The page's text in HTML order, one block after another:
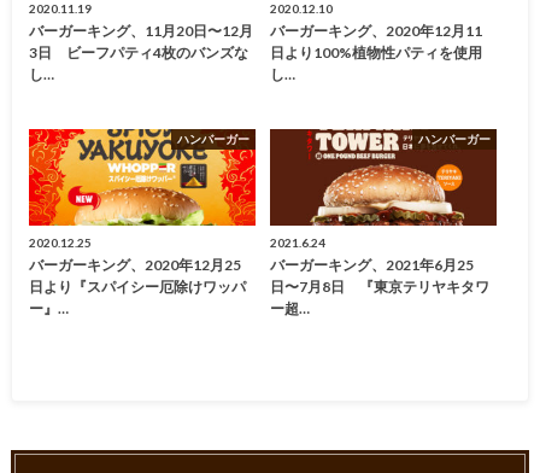
2020.11.19
バーガーキング、11月20日〜12月
3日 ビーフパティ4枚のバンズな
し…
2020.12.10
バーガーキング、2020年12月11
日より100%植物性パティを使用
し…
ハンバーガー
2020.12.25
バーガーキング、2020年12月25
日より『スパイシー厄除けワッパ
ー』…
ハンバーガー
2021.6.24
バーガーキング、2021年6月25
日〜7月8日 『東京テリヤキタワ
ー超…